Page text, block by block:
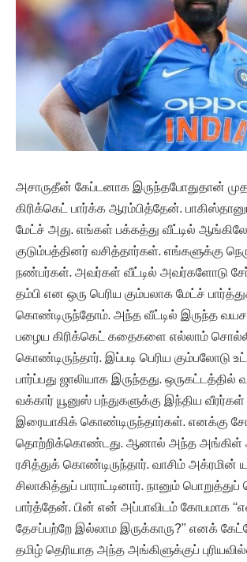
அசாருதீன் கேப்டனாக இருந்தபோதுதான்
கிரிக்கெட் பார்க்க ஆரம்பித்தேன்.
மேட்ச் அது. எங்கள் பக்கத்து வீட்டில்
குடும்பத்தினர் வசித்தார்கள். எங்களுக்கு
நண்பர்கள். அவர்கள் வீட்டில் அவர்களோடு
தம்பி என ஒரு பெரிய கும்பலாக மேட்ச்
கொண்டிருந்தோம். அந்த வீட்டில் இருந்த
பழைய கிரிக்கெட் கதைகளை எல்லாம்
கொண்டிருந்தார். இப்படி பெரிய கும்பலோடு
பார்ப்பது ஜாலியாக இருந்தது. ஒருகட்டத்தில்
வக்கார் யூனுஸ் பந்துகளுக்கு இந்திய
இரையாகிக் கொண்டிருந்தார்கள். எனக்கு
தொற்றிக்கொண்டது. ஆனால் அந்த அங்கிள்
ரசித்துக் கொண்டிருந்தார். வாசிம் அக்ரமின்
சிலாகித்துப் பாராட்டினார். நானும்
பார்த்தேன். பின் என் அப்பாவிடம் கோபமாக
தேசப்பற்றே இல்லாம இருக்காரு?” எனக்
தமிழ் தெரியாத அந்த அங்கிளுக்குப்